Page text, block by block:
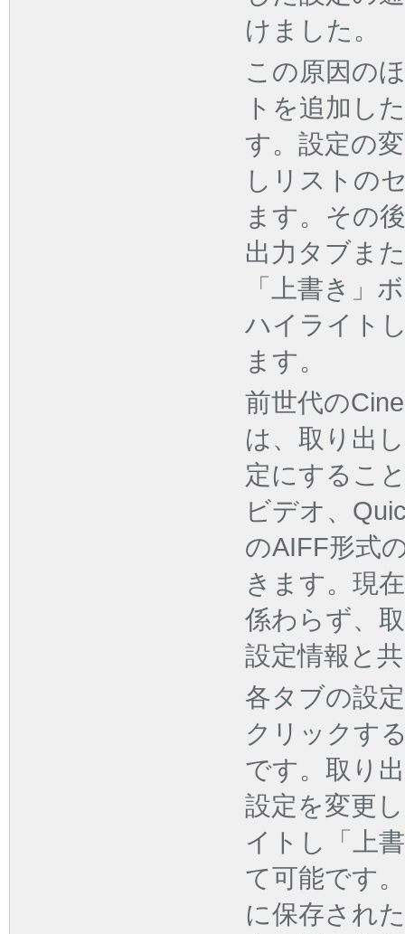
けました。
この原因の
トを追加し
す。設定の
しリストの
ます。その
出力タブま
「上書き」
ハイライト
ます。
前世代の
は、取り出
定にするこ
ビデオ、
のAIFF形式
きます。現
係わらず、
設定情報と
各タブの設
クリックす
です。取り
設定を変更
イトし「上
て可能です
に保存され